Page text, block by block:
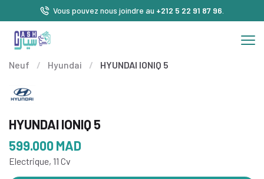
Vous pouvez nous joindre au +212 5 22 91 87 96
Neuf / Hyundai / HYUNDAI IONIQ 5
HYUNDAI IONIQ 5
599.000MAD
Electrique, 11 Cv